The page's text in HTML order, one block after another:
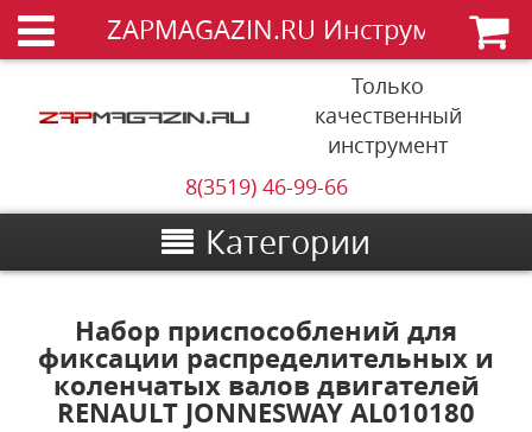
ZAPMAGAZIN.RU Инструменты
Только
качественный
инструмент
8(3519) 46-99-66
Категории
Набор приспособлений для
фиксации распределительных и
коленчатых валов двигателей
RENAULT JONNESWAY AL010180